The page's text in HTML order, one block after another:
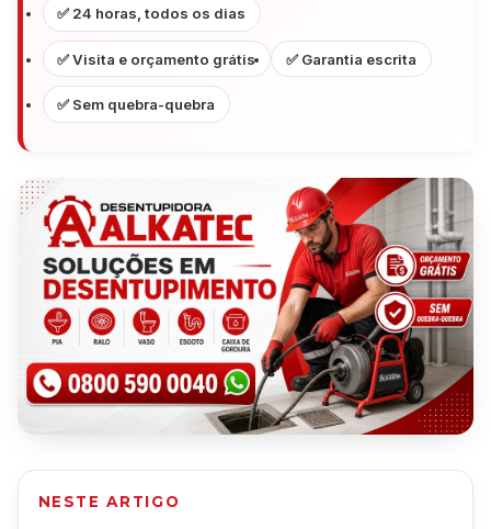
✅ 24 horas, todos os dias
✅ Visita e orçamento grátis ✅ Garantia escrita
✅ Sem quebra-quebra
NESTE ARTIGO